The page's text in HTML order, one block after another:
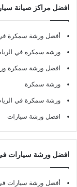
افضل مراكز صيانة
أفضل ورشة سمكرة
ورشة سمكرة في
افضل ورشة سمكرة ورش
ورشة سمكرة
ورشة سمكرة في
افضل ورشة سيارات
افضل ورشة سيارات في
أفضل ورشة سيارات في